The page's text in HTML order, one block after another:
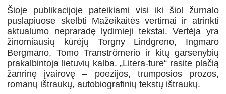
Šioje publikacijoje pateikiami visi iki šiol žurnalo
puslapiuose skelbti Mažeikaitės vertimai ir atrinkti
aktualumo nepraradę lydimieji tekstai. Vertėja yra
žinomiausių kūrėjų Torgny Lindgreno, Ingmaro
Bergmano, Tomo Tranströmerio ir kitų garsenybių
prakalbintoja lietuvių kalba.„Litera-ture“ rasite plačią
žanrinę įvairovę – poezijos, trumposios prozos,
romanų ištraukų, autobiografinių tekstų ištraukų.